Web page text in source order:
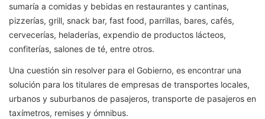
sumaría a comidas y bebidas en restaurantes y cantinas,
pizzerías, grill, snack bar, fast food, parrillas, bares, cafés,
cervecerías, heladerías, expendio de productos lácteos,
confiterías, salones de té, entre otros.
Una cuestión sin resolver para el Gobierno, es encontrar una
solución para los titulares de empresas de transportes locales,
urbanos y suburbanos de pasajeros, transporte de pasajeros en
taxímetros, remises y ómnibus.